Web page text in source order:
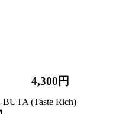
4,300円
(Taste Rich)